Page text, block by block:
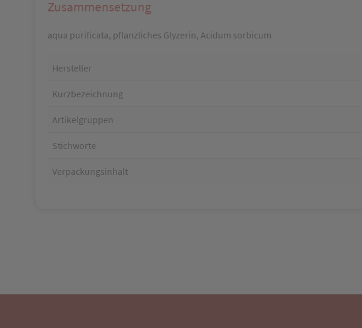
Zusammensetzung
aqua purificata, pflanzliches Glyzerin, Acidum sorbicum
Hersteller
Kurzbezeichnung
Artikelgruppen
Stichworte
Verpackungsinhalt